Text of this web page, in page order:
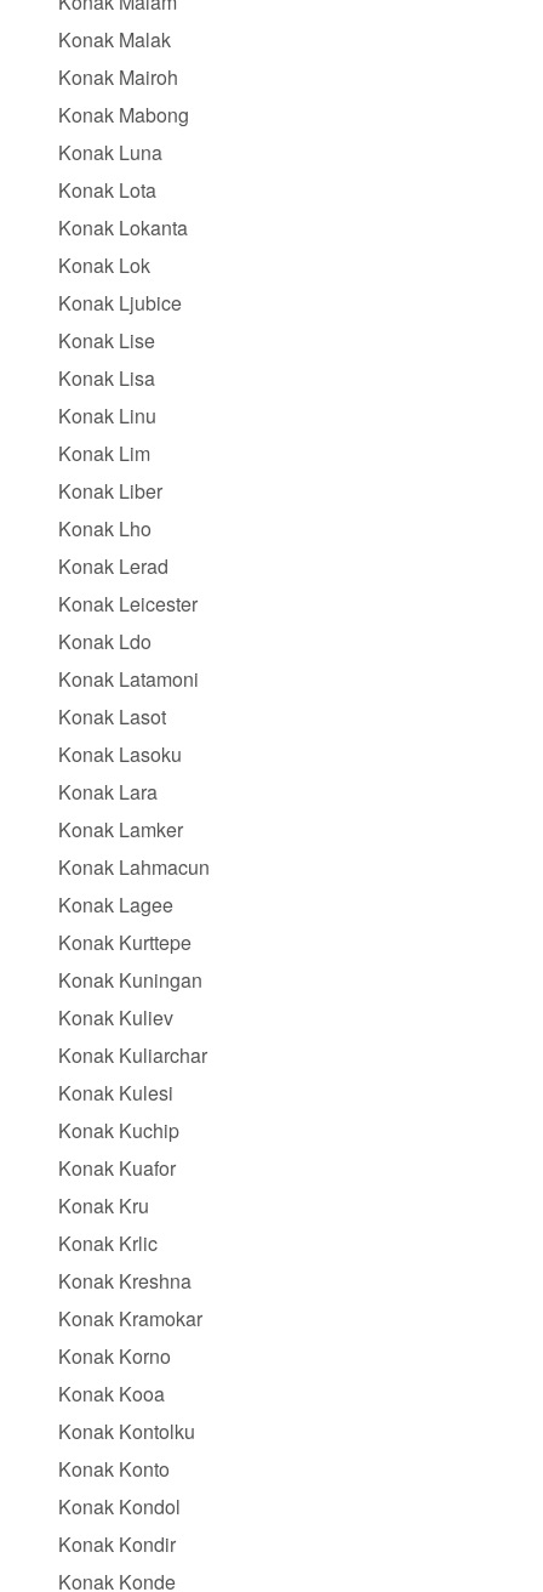
Konak Malak
Konak Mairoh
Konak Mabong
Konak Luna
Konak Lota
Konak Lokanta
Konak Lok
Konak Ljubice
Konak Lise
Konak Lisa
Konak Linu
Konak Lim
Konak Liber
Konak Lho
Konak Lerad
Konak Leicester
Konak Ldo
Konak Latamoni
Konak Lasot
Konak Lasoku
Konak Lara
Konak Lamker
Konak Lahmacun
Konak Lagee
Konak Kurttepe
Konak Kuningan
Konak Kuliev
Konak Kuliarchar
Konak Kulesi
Konak Kuchip
Konak Kuafor
Konak Kru
Konak Krlic
Konak Kreshna
Konak Kramokar
Konak Korno
Konak Kooa
Konak Kontolku
Konak Konto
Konak Kondol
Konak Kondir
Konak Konde